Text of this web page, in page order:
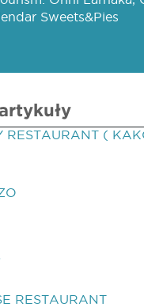
Sweets&Pies
RESTAURANT (
RESTAURANT